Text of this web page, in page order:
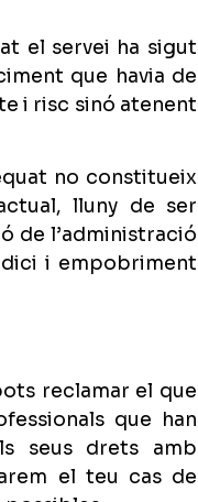
el servei ha sigut
que havia de
i risc sinó atenent
no constitueix
lluny de ser
de l’administració
i empobriment
reclamar el que
que han
seus drets amb
el teu cas de